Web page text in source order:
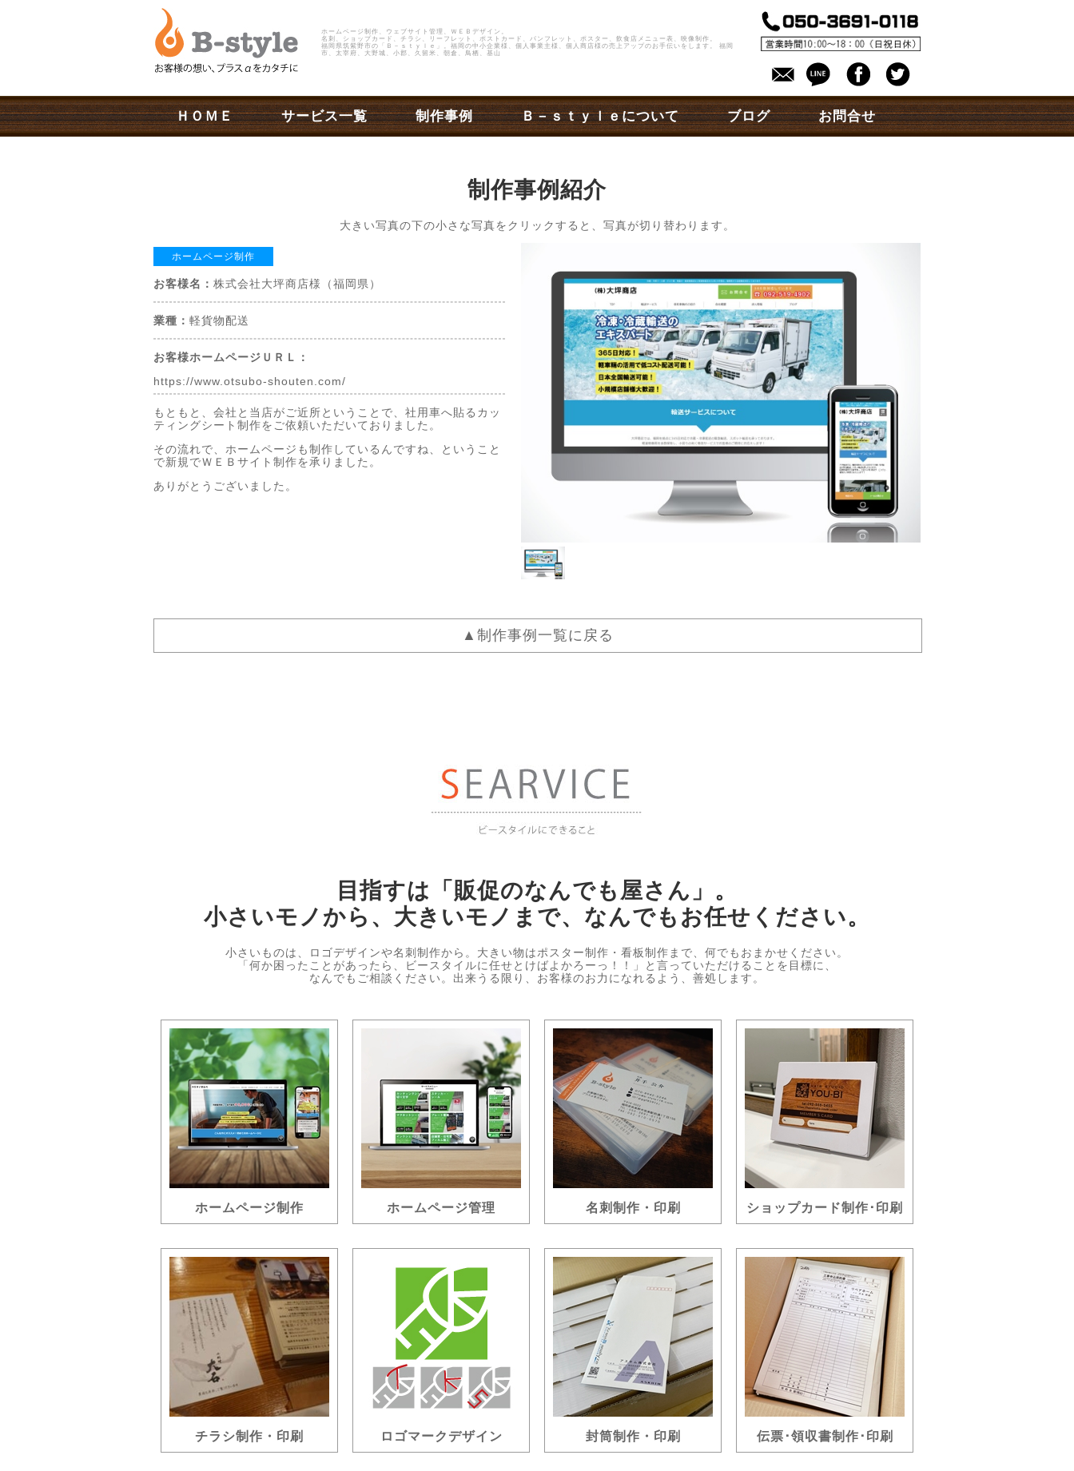
ホームページ制作、ウェブサイト管理、ＷＥＢデザイン。
名刺、ショップカード、チラシ、リーフレット、ポストカード、パンフレット、ポスター、飲食店メニュー表、映像制作。
福岡県筑紫野市の 「Ｂ－ｓｔｙｌｅ」
。福岡の中小企業様、個人事業主様、個人商店様の売上アップのお手伝いをします。 福岡
市、太宰府、大野城、小郡、久留米、朝倉、鳥栖、基山
ＨＯＭＥ サービス一覧 制作事例 Ｂ－ｓｔｙｌｅについて ブログ お問合せ
制作事例紹介
大きい写真の下の小さな写真をクリックすると、写真が切り替わります。
ホームページ制作
お客様名： 株式会社大坪商店様（福岡県）
業種： 軽貨物配送
お客様ホームページＵＲＬ：
https://www.otsubo-shouten.com/
もともと、会社と当店がご近所ということで、社用車へ貼るカッ
ティングシート制作をご依頼いただいておりました。
その流れで、ホームページも制作しているんですね、ということ
で新規でＷＥＢサイト制作を承りました。
ありがとうございました。
▲制作事例一覧に戻る
目指すは「販促のなんでも屋さん」。
小さいモノから、大きいモノまで、なんでもお任せください。
小さいものは、ロゴデザインや名刺制作から。大きい物はポスター制作・看板制作まで、何でもおまかせください。
「何か困ったことがあったら、ビースタイルに任せとけばよかろーっ！！」と言っていただけることを目標に、
なんでもご相談ください。出来うる限り、お客様のお力になれるよう、善処します。
ホームページ制作 ホームページ管理 名刺制作・印刷 ショップカード制作･印刷
チラシ制作・印刷 ロゴマークデザイン 封筒制作・印刷 伝票･領収書制作･印刷